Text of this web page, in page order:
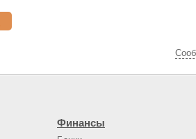
Финансы